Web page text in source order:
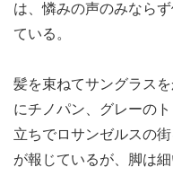
は、憐みの声のみなら
ている。
髪を束ねてサングラス
にチノパン、グレーの
立ちでロサンゼルスの
が報じているが、脚は